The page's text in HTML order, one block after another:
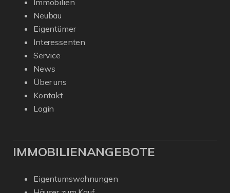
Neubau
Eigentümer
Interessenten
Service
News
Über uns
Kontakt
Login
IMMOBILIENANGEBOTE
Eigentumswohnungen